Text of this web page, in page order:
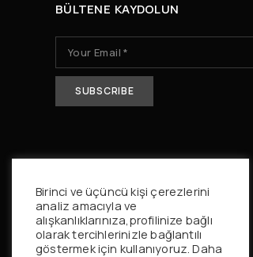
BÜLTENE KAYDOLUN
Birinci ve üçüncü kişi çerezlerini
analiz amacıyla ve
alışkanlıklarınıza,profilinize bağlı
olarak tercihlerinizle bağlantılı
göstermek için kullanıyoruz. Daha